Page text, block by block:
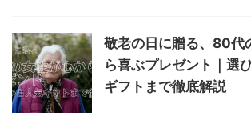
敬老の日に贈る、80代
ら喜ぶプレゼント｜選
ギフトまで徹底解説